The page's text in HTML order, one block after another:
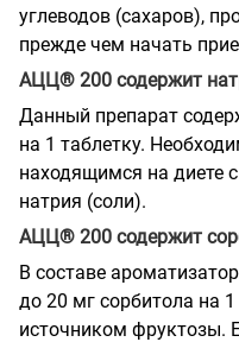
углеводов (сахаров),
прежде чем начать
АЦЦ® 200 содержит
Данный препарат
на 1 таблетку.
находящимся на диете
натрия (соли).
АЦЦ® 200 содержит
В составе
до 20 мг сорбитола на
источником фруктозы.